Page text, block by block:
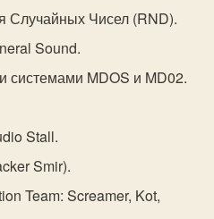
Случайных Чисел (RND).
Sound.
системами MDOS и MD02.
Stall.
Smir).
Team: Screamer, Kot,